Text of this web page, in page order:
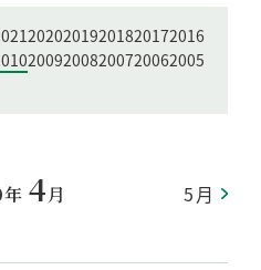
20202019201820172016
20092008200720062005
4月 5月